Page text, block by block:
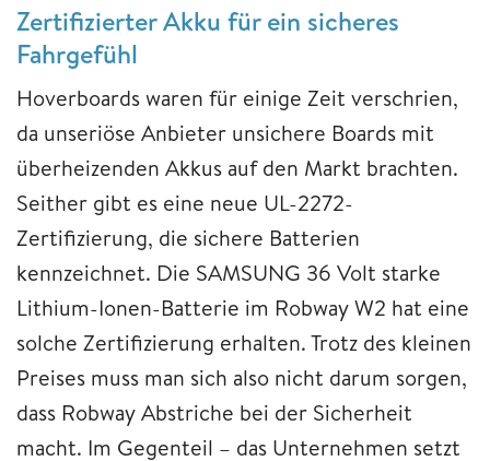
Zertifizierter Akku für ein sicheres
Fahrgefühl
Hoverboards waren für einige Zeit verschrien,
da unseriöse Anbieter unsichere Boards mit
überheizenden Akkus auf den Markt brachten.
Seither gibt es eine neue UL-2272-
Zertifizierung, die sichere Batterien
kennzeichnet. Die SAMSUNG 36 Volt starke
Lithium-Ionen-Batterie im Robway W2 hat eine
solche Zertifizierung erhalten. Trotz des kleinen
Preises muss man sich also nicht darum sorgen,
dass Robway Abstriche bei der Sicherheit
macht. Im Gegenteil – das Unternehmen setzt